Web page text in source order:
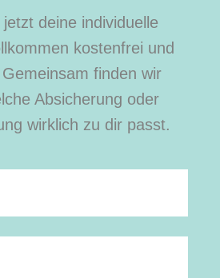
deine individuelle
kostenfrei und
finden wir
Absicherung oder
wirklich zu dir passt.